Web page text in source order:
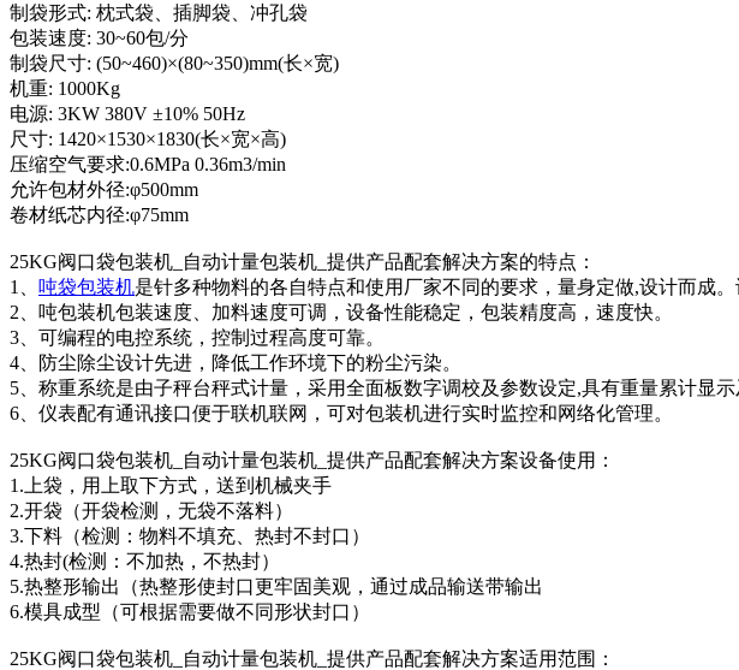
制袋形式: 枕式袋、插脚袋、冲孔袋
包装速度: 30~60包/分
制袋尺寸: (50~460)×(80~350)mm(长×宽)
机重: 1000Kg
电源: 3KW 380V ±10% 50Hz
尺寸: 1420×1530×1830(长×宽×高)
压缩空气要求:0.6MPa 0.36m3/min
允许包材外径:φ500mm
卷材纸芯内径:φ75mm
25KG阀口袋包装机_自动计量包装机_提供产品配套解决方案的特点：
1、 吨袋包装机是针多种物料的各自特点和使用厂家不同的要求，量身定做,设计而成
2、吨包装机包装速度、加料速度可调，设备性能稳定，包装精度高，速度快。
3、可编程的电控系统，控制过程高度可靠。
4、防尘除尘设计先进，降低工作环境下的粉尘污染。
5、称重系统是由子秤台秤式计量，采用全面板数字调校及参数设定,具有重量累计显
6、仪表配有通讯接口便于联机联网，可对包装机进行实时监控和网络化管理。
25KG阀口袋包装机_自动计量包装机_提供产品配套解决方案设备使用：
1.上袋，用上取下方式，送到机械夹手
2.开袋（开袋检测，无袋不落料）
3.下料（检测：物料不填充、热封不封口）
4.热封(检测：不加热，不热封）
5.热整形输出（热整形使封口更牢固美观，通过成品输送带输出
6.模具成型（可根据需要做不同形状封口）
25KG阀口袋包装机_自动计量包装机_提供产品配套解决方案适用范围：